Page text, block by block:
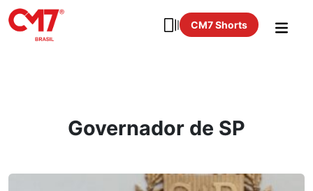
CM7 Shorts
Governador de SP